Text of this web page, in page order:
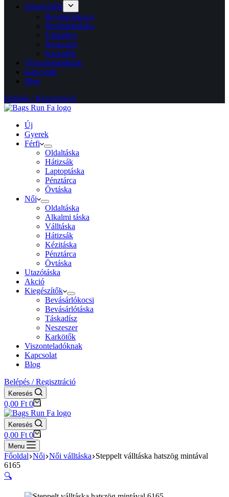
Kiegészítők
Bevásárlókocsi
Bevásárlótáska
Táskadísz
Neszeszer
Karkötők
Viszonteladóknak
Kapcsolat
Blog
Belépés / Regisztráció
Új
Gyerek
Férfi
Oldaltáska
Hátizsák
Laptoptáska
Pénztárca
Övtáska
Női
Oldaltáska
Alkalmi táska
Válltáska
Hátizsák
Kézitáska
Pénztárca
Övtáska
Utazótáska
Akció
Kiegészítők
Bevásárlókocsi
Bevásárlótáska
Táskadísz
Neszeszer
Karkötők
Viszonteladóknak
Kapcsolat
Blog
Belépés / Regisztráció
Keresés
Shopping
cart
0,00 Ft 0
Keresés
Shopping
cart
0,00 Ft 0
Menu
Főoldal Női Női válltáska Steppelt válltáska hatszög mintával
6165
🔍